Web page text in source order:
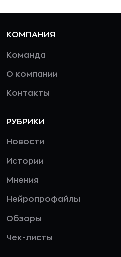
КОМПАНИЯ
Команда
О компании
Контакты
РУБРИКИ
Новости
Истории
Мнения
Нейропрофайлы
Обзоры
Чек-листы